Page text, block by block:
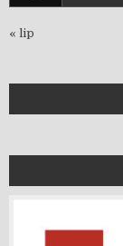
« lip